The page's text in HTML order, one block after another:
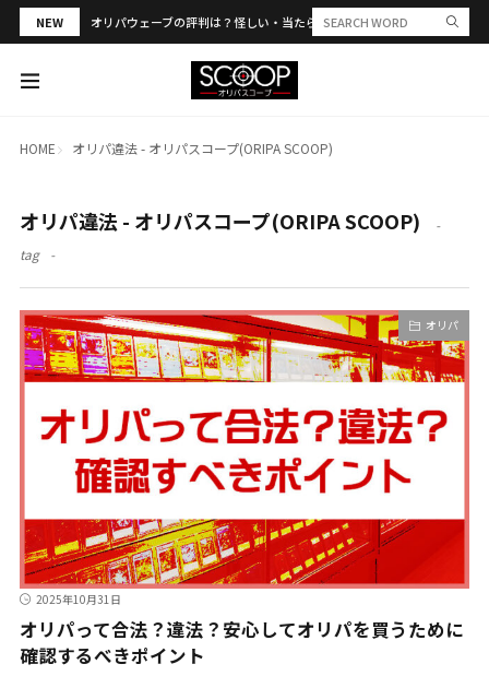
NEW オリパウェーブの評判は？怪しい・当たらない？PSA合算や発送トラブル
HOME オリパ違法 - オリパスコープ(ORIPA SCOOP)
オリパ違法 - オリパスコープ(ORIPA SCOOP)
tag
オリパ
2025年10月31日
オリパって合法？違法？安心してオリパを買うために
確認するべきポイント